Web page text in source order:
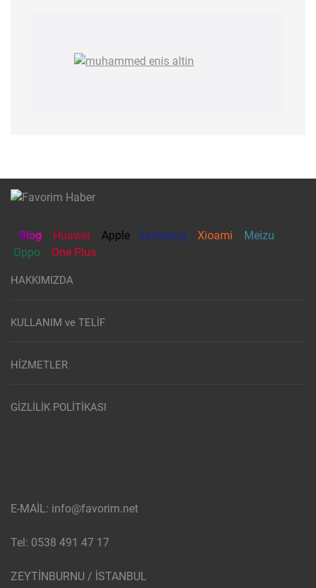
Blog Huawei Apple Samsung Xioami
Meizu
Oppo
One Plus
HAKKIMIZDA
KULLANIM ve TELİF
HİZMETLER
GİZLİLİK POLİTİKASI
E-MAİL: info@favorim.net
Tel: 0538 491 47 17
ZEYTİNBURNU / İSTANBUL